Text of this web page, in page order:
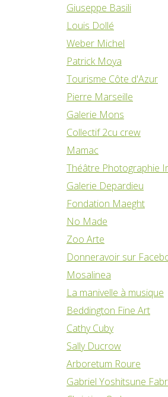
Giuseppe Basili
Louis Dollé
Weber Michel
Patrick Moya
Tourisme Côte d'Azur
Pierre Marseille
Galerie Mons
Collectif 2cu crew
Mamac
Théâtre Photographie
Galerie Depardieu
Fondation Maeght
No Made
Zoo Arte
Donneravoir sur
Mosalinea
La manivelle à musique
Beddington Fine Art
Cathy Cuby
Sally Ducrow
Arboretum Roure
Gabriel Yoshitsune